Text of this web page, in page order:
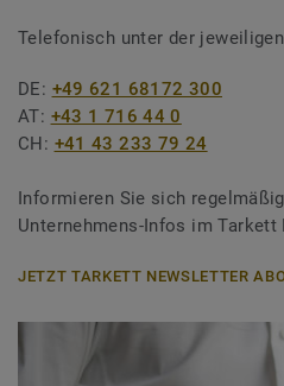
Telefonisch unter der
DE: +49 621 68172 300
AT: +43 1 716 44 0
CH: +41 43 233 79 24
Informieren Sie sich
Unternehmens-Infos im Tarkett
JETZT TARKETT NEWSLETTER